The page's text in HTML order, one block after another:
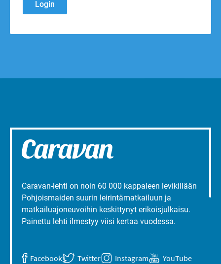
Caravan-lehti on noin 60 000 kappaleen levikillään
Pohjoismaiden suurin leirintämatkailuun ja
matkailuajoneuvoihin keskittynyt erikoisjulkaisu.
Painettu lehti ilmestyy viisi kertaa vuodessa.
Facebook Twitter Instagram YouTube